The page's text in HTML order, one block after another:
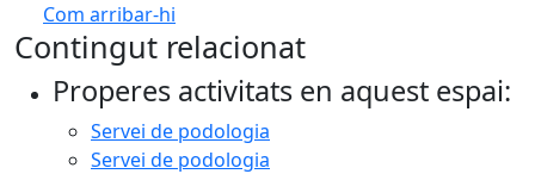
Com arribar-hi
+
Contingut relacionat
Properes activitats en aquest espai:
Servei de podologia
Servei de podologia